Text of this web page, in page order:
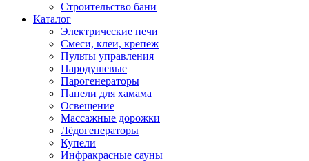
Строительство бани
Каталог
Электрические печи
Смеси, клеи, крепеж
Пульты управления
Пародушевые
Парогенераторы
Панели для хамама
Освещение
Массажные дорожки
Лёдогенераторы
Купели
Инфракрасные сауны